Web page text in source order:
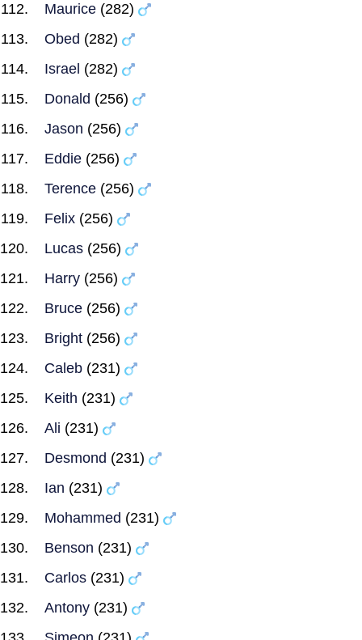
Maurice (282)
Obed (282)
Israel (282)
Donald (256)
Jason (256)
Eddie (256)
Terence (256)
Felix (256)
Lucas (256)
Harry (256)
Bruce (256)
Bright (256)
Caleb (231)
Keith (231)
Ali (231)
Desmond (231)
Ian (231)
Mohammed (231)
Benson (231)
Carlos (231)
Antony (231)